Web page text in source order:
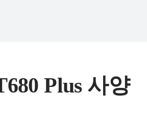
Plus 사양